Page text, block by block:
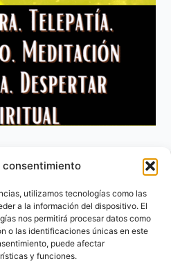
consentimiento
utilizamos tecnologías como las
a la información del dispositivo. El
nos permitirá procesar datos como
o las identificaciones únicas en este
puede afectar
y funciones.
Legal
de privacidad
de Cookies